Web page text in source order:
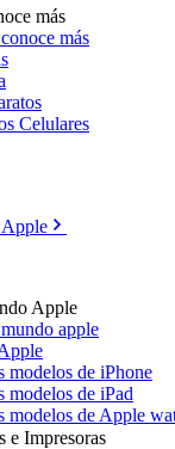
más
más
Celulares
Apple
apple
modelos de iPhone
modelos de iPad
modelos de Apple
e Impresoras